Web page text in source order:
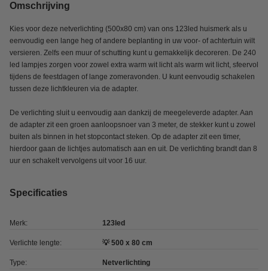
Omschrijving
Kies voor deze netverlichting (500x80 cm) van ons 123led huismerk als u
eenvoudig een lange heg of andere beplanting in uw voor- of achtertuin wilt
versieren. Zelfs een muur of schutting kunt u gemakkelijk decoreren. De 240
led lampjes zorgen voor zowel extra warm wit licht als warm wit licht, sfeervol
tijdens de feestdagen of lange zomeravonden. U kunt eenvoudig schakelen
tussen deze lichtkleuren via de adapter.
De verlichting sluit u eenvoudig aan dankzij de meegeleverde adapter. Aan
de adapter zit een groen aanloopsnoer van 3 meter, de stekker kunt u zowel
buiten als binnen in het stopcontact steken. Op de adapter zit een timer,
hierdoor gaan de lichtjes automatisch aan en uit. De verlichting brandt dan 8
uur en schakelt vervolgens uit voor 16 uur.
Specificaties
Merk: 123led
Verlichte lengte: 💡 500 x 80 cm
Type: Netverlichting